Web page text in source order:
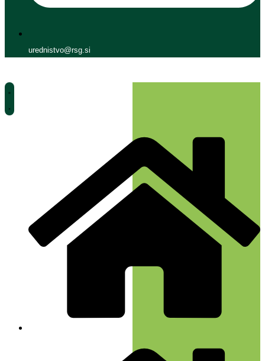
urednistvo@rsg.si